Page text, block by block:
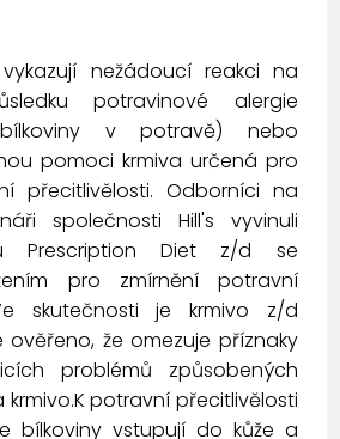
nežádoucí reakci na
potravinové alergie
v potravě) nebo
pomoci krmiva určená pro
přecitlivělosti. Odborníci na
společnosti Hill's vyvinuli
Prescription Diet z/d se
pro zmírnění potravní
skutečnosti je krmivo z/d
ověřeno, že omezuje příznaky
problémů způsobených
potravní přecitlivělosti
bílkoviny vstupují do kůže a